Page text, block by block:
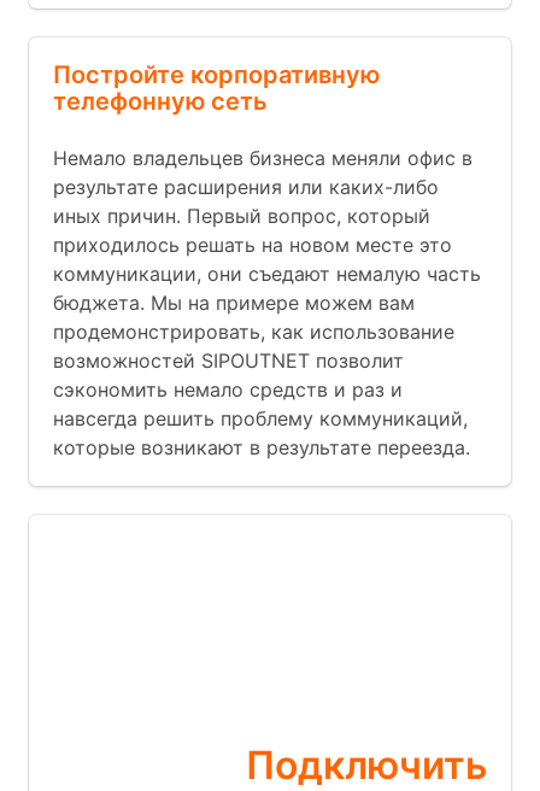
Постройте корпоративную
телефонную сеть
Немало владельцев бизнеса меняли офис в
результате расширения или каких-либо
иных причин. Первый вопрос, который
приходилось решать на новом месте это
коммуникации, они съедают немалую часть
бюджета. Мы на примере можем вам
продемонстрировать, как использование
возможностей SIPOUTNET позволит
сэкономить немало средств и раз и
навсегда решить проблему коммуникаций,
которые возникают в результате переезда.
Подключить